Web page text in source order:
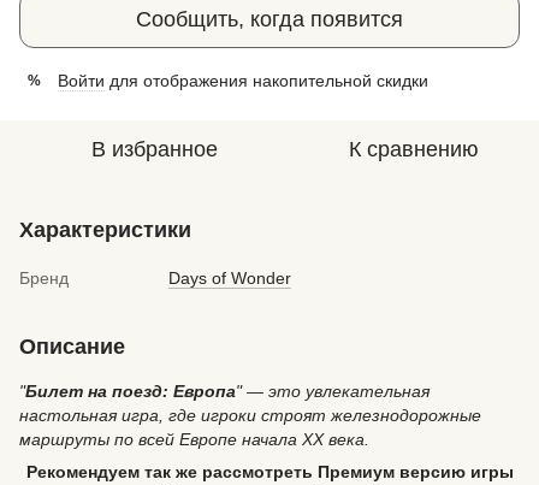
Сообщить, когда появится
% Войти для отображения накопительной скидки
В избранное К сравнению
Характеристики
Бренд Days of Wonder
Описание
"Билет на поезд: Европа" — это увлекательная
настольная игра, где игроки строят железнодорожные
маршруты по всей Европе начала XX века.
Рекомендуем так же рассмотреть Премиум версию игры